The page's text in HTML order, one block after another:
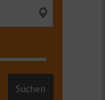
Suchen